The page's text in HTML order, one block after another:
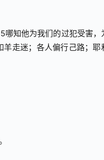
哪知他为我们的过犯受害，
走迷；各人偏行己路；耶